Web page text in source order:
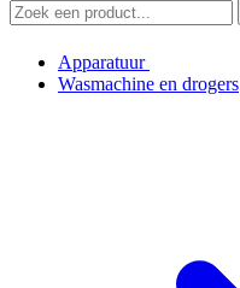
Apparatuur
Wasmachine en drogers